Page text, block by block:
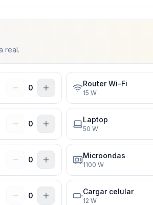
real.
0 Router Wi-Fi
15 W
0 Laptop
50 W
0 Microondas
1100 W
0 Cargar celular
12 W